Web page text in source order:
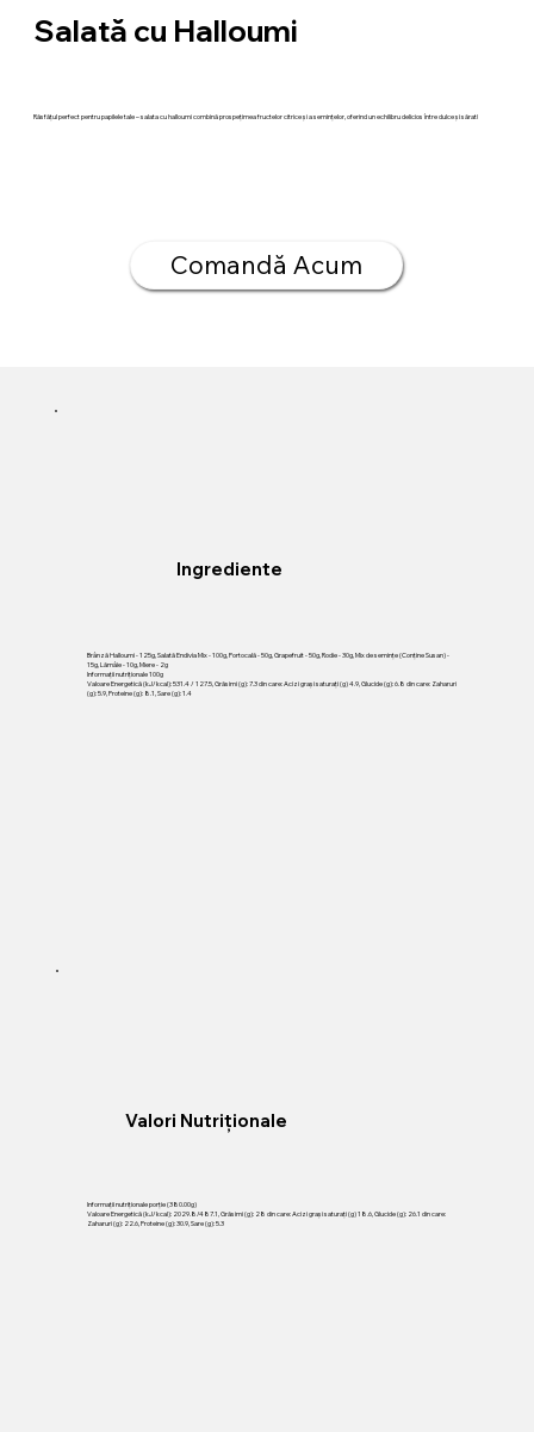
Salată cu Halloumi
Răsfățul perfect pentru papilele tale – salata cu halloumi combină prospețimea fructelor citrice și a semințelor, oferind un echilibru delicios între dulce și sărat!
Comandă Acum
Ingrediente
Brânză Halloumi - 125g, Salată Endivia Mix - 100g, Portocală - 50g, Grapefruit - 50g, Rodie - 30g, Mix de semințe (Conține Susan) -
15g, Lămâie - 10g, Miere - 2g
Informații nutriționale 100g
Valoare Energetică (kJ/kcal): 531.4 / 127.5, Grăsimi (g): 7.3 din care: Acizi grași saturați (g) 4.9, Glucide (g): 6.8 din care: Zaharuri
(g): 5.9, Proteine (g): 8.1, Sare (g): 1.4
Valori Nutriționale
Informații nutriționale porție (380.00g)
Valoare Energetică (kJ/kcal): 2029.8/487.1, Grăsimi (g): 28 din care: Acizi grași saturați (g) 18.6, Glucide (g): 26.1 din care:
Zaharuri (g): 22.6, Proteine (g): 30.9, Sare (g): 5.3